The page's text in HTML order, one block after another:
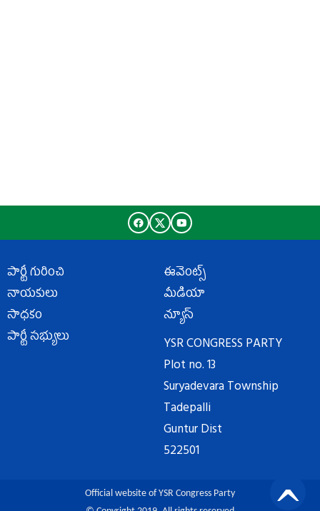
పార్టీ గురించి
నాయకులు
సాధకం
పార్టీ సభ్యులు
ఈవెంట్స్
మీడియా
న్యూస్
YSR CONGRESS PARTY
Plot no. 13
Suryadevara Township
Tadepalli
Guntur Dist
522501
Official website of YSR Congress Party